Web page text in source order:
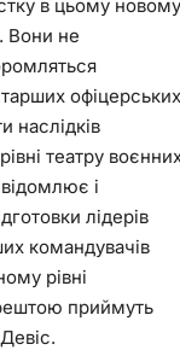
в цьому новому
Вони не
офіцерських
наслідків
театру
і
лідерів
командувачів
рівні
приймуть